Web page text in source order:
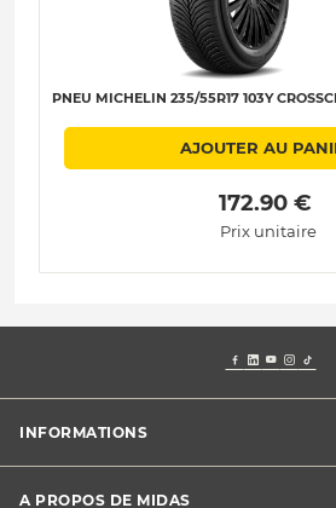
PNEU MICHELIN 235/55R17 103Y
AJOUTER AU
172.90 €
Prix unitaire
INFORMATIONS
A PROPOS DE MIDAS